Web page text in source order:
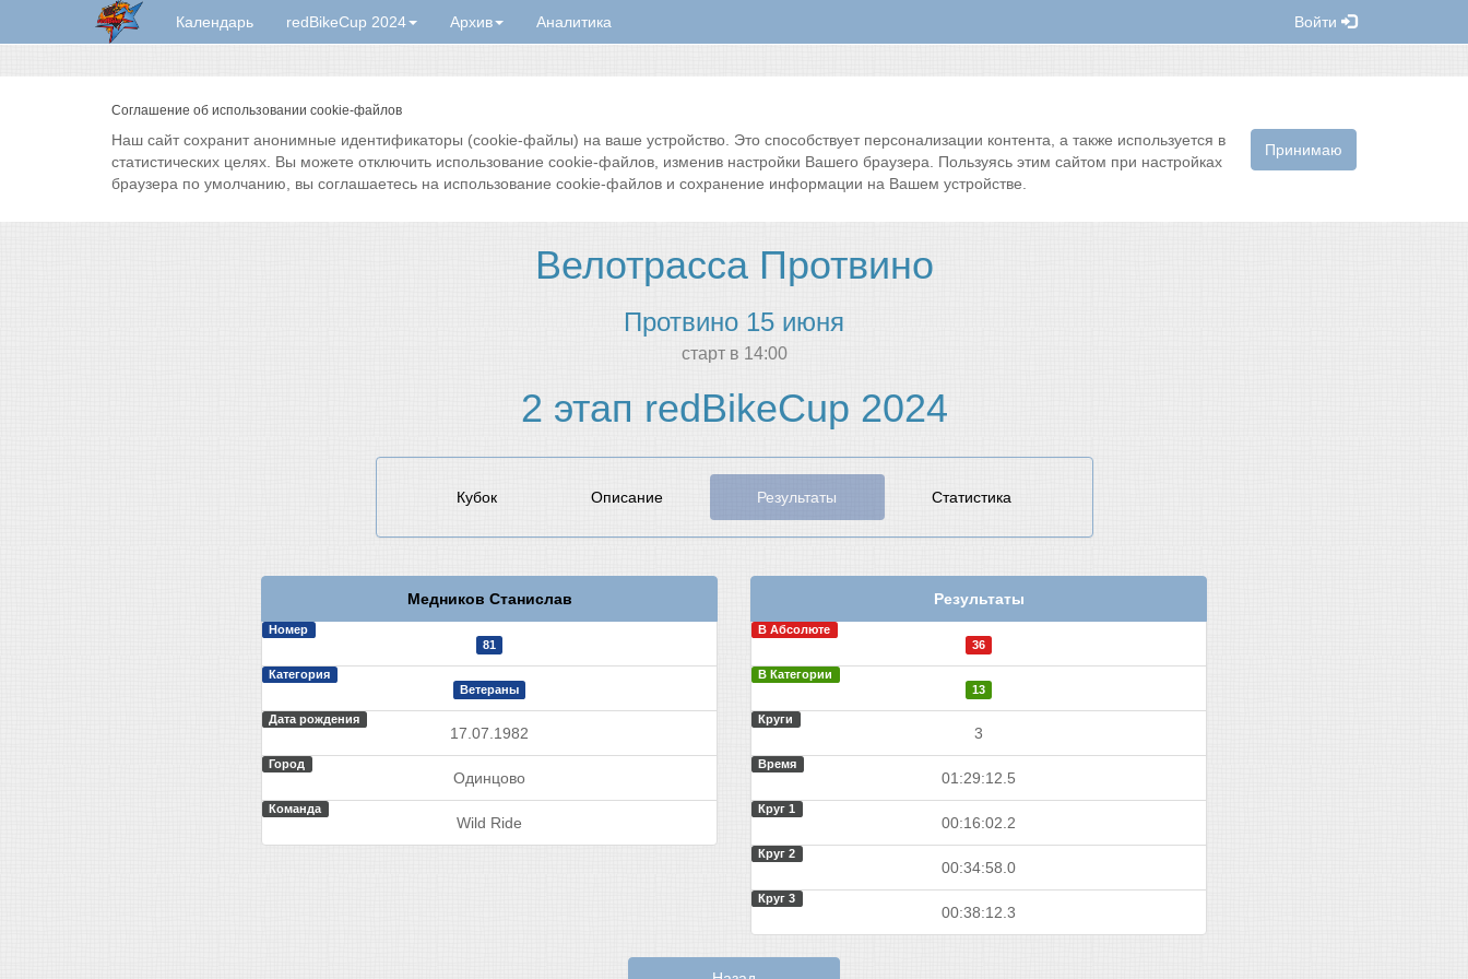
Календарь redBikeCup 2024 Архив Аналитика Войти
Соглашение об использовании cookie-файлов
Принимаю
Наш сайт сохранит анонимные идентификаторы (cookie-файлы) на ваше устройство. Это способствует персонализации контента, а также используется в
статистических целях. Вы можете отключить использование cookie-файлов, изменив настройки Вашего браузера. Пользуясь этим сайтом при настройках
браузера по умолчанию, вы соглашаетесь на использование cookie-файлов и сохранение информации на Вашем устройстве.
Велотрасса Протвино
Протвино 15 июня
cтарт в 14:00
2 этап redBikeCup 2024
Кубок Описание Результаты Статистика
Медников Станислав
Номер
81
Категория
Ветераны
Дата рождения
17.07.1982
Город
Одинцово
Команда
Wild Ride
Результаты
В Абсолюте
36
В Категории
13
Круги
3
Время
01:29:12.5
Круг 1
00:16:02.2
Круг 2
00:34:58.0
Круг 3
00:38:12.3